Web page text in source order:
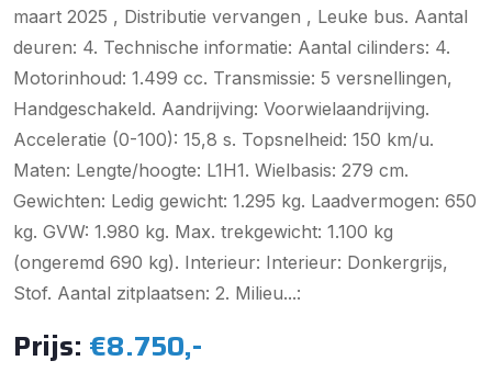
maart 2025 , Distributie vervangen , Leuke bus. Aantal
deuren: 4. Technische informatie: Aantal cilinders: 4.
Motorinhoud: 1.499 cc. Transmissie: 5 versnellingen,
Handgeschakeld. Aandrijving: Voorwielaandrijving.
Acceleratie (0-100): 15,8 s. Topsnelheid: 150 km/u.
Maten: Lengte/hoogte: L1H1. Wielbasis: 279 cm.
Gewichten: Ledig gewicht: 1.295 kg. Laadvermogen: 650
kg. GVW: 1.980 kg. Max. trekgewicht: 1.100 kg
(ongeremd 690 kg). Interieur: Interieur: Donkergrijs,
Stof. Aantal zitplaatsen: 2. Milieu...:
Prijs: €8.750,-